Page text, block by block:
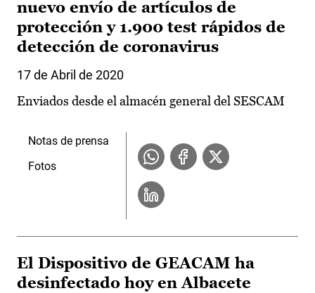
nuevo envío de artículos de
protección y 1.900 test rápidos de
detección de coronavirus
17 de Abril de 2020
Enviados desde el almacén general del SESCAM
Notas de prensa
Fotos
El Dispositivo de GEACAM ha
desinfectado hoy en Albacete